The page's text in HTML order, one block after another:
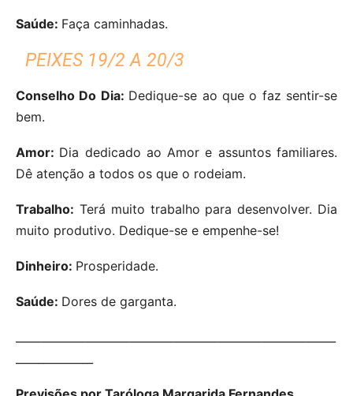
Saúde: Faça caminhadas.
PEIXES 19/2 A 20/3
Conselho Do Dia: Dedique-se ao que o faz sentir-se
bem.
Amor: Dia dedicado ao Amor e assuntos familiares.
Dê atenção a todos os que o rodeiam.
Trabalho: Terá muito trabalho para desenvolver. Dia
muito produtivo. Dedique-se e empenhe-se!
Dinheiro: Prosperidade.
Saúde: Dores de garganta.